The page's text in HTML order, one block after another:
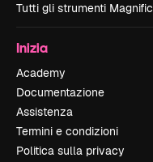
Tutti gli strumenti Magnific
Inizia
Academy
Documentazione
Assistenza
Termini e condizioni
Politica sulla privacy